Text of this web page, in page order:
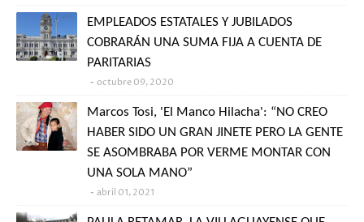
EMPLEADOS ESTATALES Y JUBILADOS
COBRARÁN UNA SUMA FIJA A CUENTA DE
PARITARIAS
octubre 09, 2020
Marcos Tosi, 'El Manco Hilacha': “NO CREO
HABER SIDO UN GRAN JINETE PERO LA GENTE
SE ASOMBRABA POR VERME MONTAR CON
UNA SOLA MANO”
abril 01, 2021